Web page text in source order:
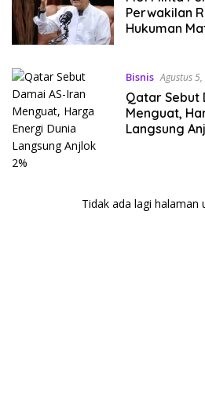
Perwakilan
Hukuman
Bisnis Agustus
Qatar Sebut
Menguat,
Langsung
Tidak ada lagi halaman